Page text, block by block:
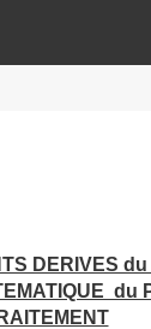
DERIVES
du